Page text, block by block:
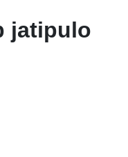
jatipulo